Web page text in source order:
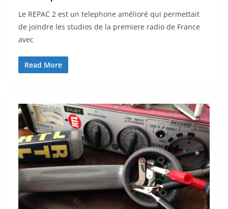
Le REPAC 2 est un telephone amélioré qui permettait
de joindre les studios de la premiere radio de France
avec
Read More